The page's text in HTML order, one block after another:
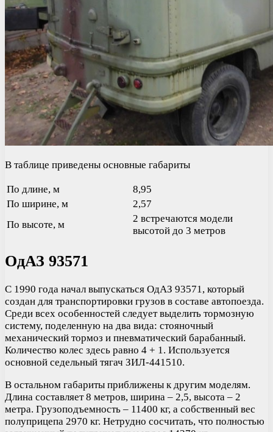
В таблице приведены основные габариты
По длине, м
8,95
По ширине, м
2,57
По высоте, м
2 встречаются модели
высотой до 3 метров
ОдАЗ 93571
С 1990 года начал выпускаться ОдАЗ 93571, который
создан для транспортировки грузов в составе автопоезда.
Среди всех особенностей следует выделить тормозную
систему, поделенную на два вида: стояночный
механический тормоз и пневматический барабанный.
Количество колес здесь равно 4 + 1. Используется
основной седельный тягач ЗИЛ-441510.
В остальном габариты приближены к другим моделям.
Длина составляет 8 метров, ширина – 2,5, высота – 2
метра. Грузоподъемность – 11400 кг, а собственный вес
полуприцепа 2970 кг. Нетрудно сосчитать, что полностью